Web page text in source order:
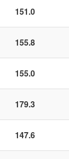
151.0
155.8
155.0
179.3
147.6